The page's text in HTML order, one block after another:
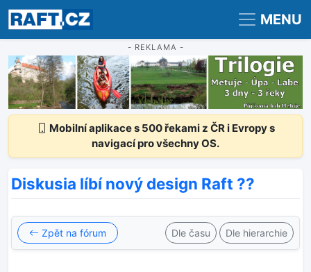
Registrace Přihlášení MENU
- REKLAMA -
Mobilní aplikace s 500 řekami z ČR i Evropy s
navigací pro všechny OS.
Diskusia líbí nový design Raft ??
Zpět na fórum Dle času Dle hierarchie